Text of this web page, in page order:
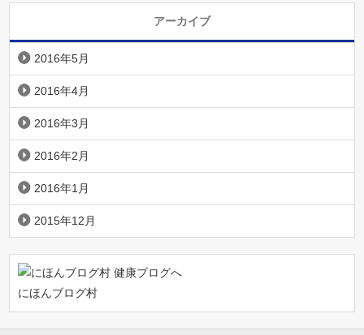
アーカイブ
2016年5月
2016年4月
2016年3月
2016年2月
2016年1月
2015年12月
にほんブログ村